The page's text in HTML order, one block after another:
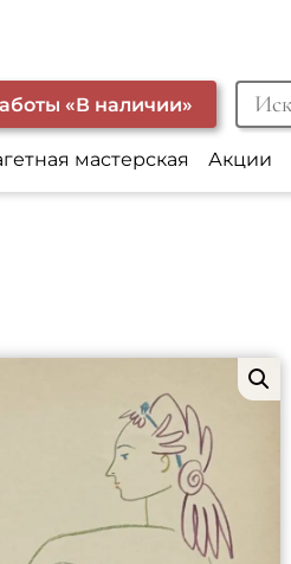
«В наличии»
мастерская Акции